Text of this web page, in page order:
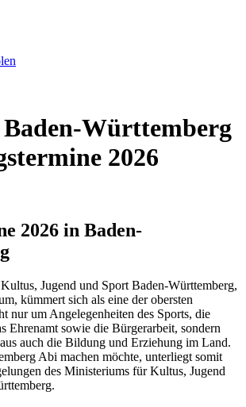
Württemberg
2026
2026 in Baden-
Jugend und Sport Baden-Württemberg,
kümmert sich als eine der obersten
nur um Angelegenheiten des Sports, die
Ehrenamt sowie die Bürgerarbeit, sondern
auch die Bildung und Erziehung im Land.
Abi machen möchte, unterliegt somit
des Ministeriums für Kultus, Jugend